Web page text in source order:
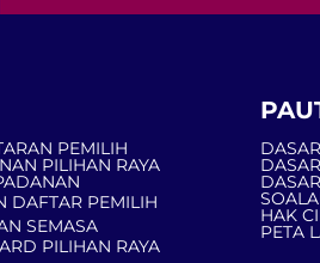
PEMILIH
PILIHAN RAYA
DAFTAR PEMILIH
SEMASA
PILIHAN RAYA
HAK
PETA